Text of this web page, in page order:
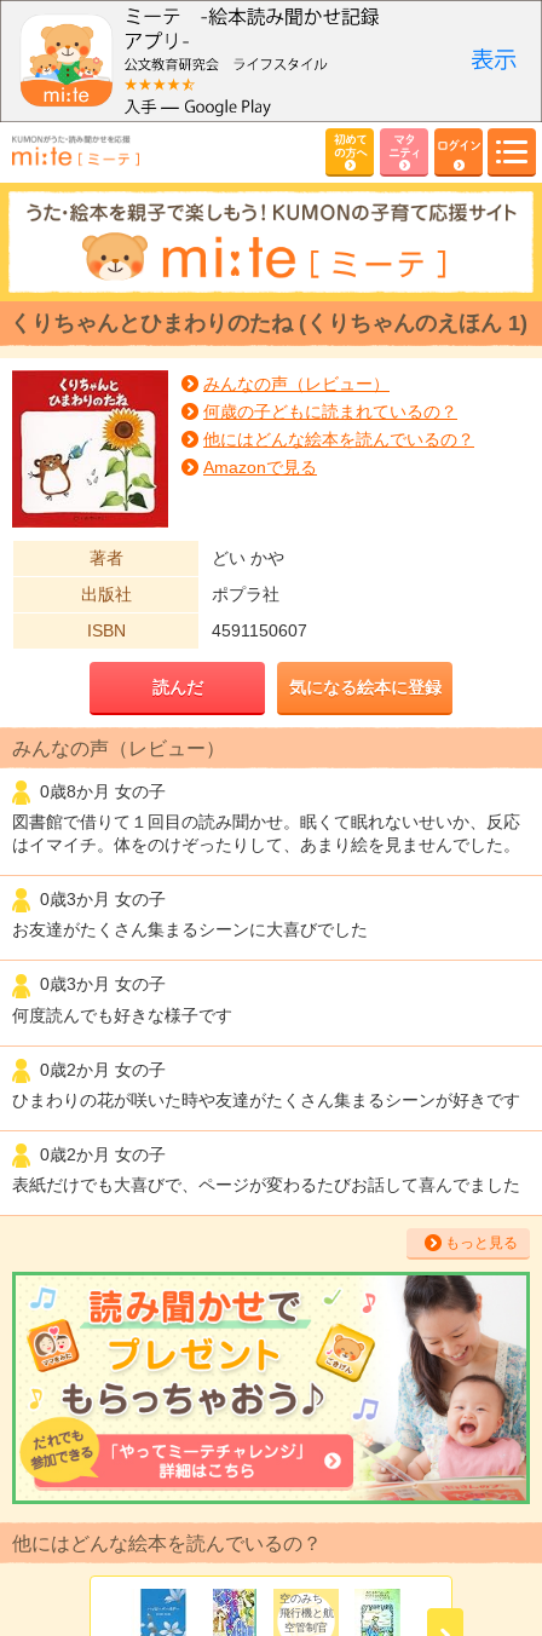
初めて
の方へ
マタ
ニティ
ログイン
くりちゃんとひまわりのたね (くりちゃんのえほん 1)
みんなの声（レビュー）
何歳の子どもに読まれているの？
他にはどんな絵本を読んでいるの？
Amazonで見る
著者
どい かや
出版社
ポプラ社
ISBN
4591150607
読んだ 気になる絵本に登録
みんなの声（レビュー）
0歳8か月 女の子
図書館で借りて１回目の読み聞かせ。眠くて眠れないせいか、反応
はイマイチ。体をのけぞったりして、あまり絵を見ませんでした。
0歳3か月 女の子
お友達がたくさん集まるシーンに大喜びでした
0歳3か月 女の子
何度読んでも好きな様子です
0歳2か月 女の子
ひまわりの花が咲いた時や友達がたくさん集まるシーンが好きです
0歳2か月 女の子
表紙だけでも大喜びで、ページが変わるたびお話して喜んでました
もっと見る
他にはどんな絵本を読んでいるの？
空のみち
飛行機と航
空管制官